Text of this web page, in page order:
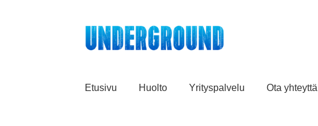
Siirry
navigointiin
Siirry
sisältöön
Etusivu Huolto Yrityspalvelu Ota yhteyttä